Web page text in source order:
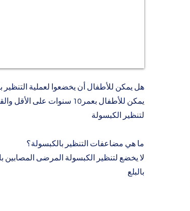
هل يمكن للأطفال أن يخضعوا لعملية التنظير
يمكن للأطفال بعمر10 سنوات
لتنظير الكبسولة
ما هي مضاعفات التنظير بالكبسولة؟
لا يخضع لتنظير الكبسولة المرضى المصابين
بالبلع